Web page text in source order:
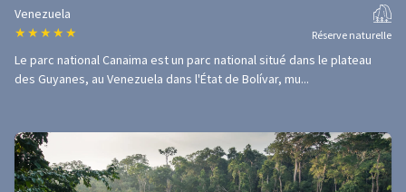
Venezuela
★ ★ ★ ★ ★ Réserve naturelle
Le parc national Canaima est un parc national situé dans le plateau
des Guyanes, au Venezuela dans l'État de Bolívar, mu...